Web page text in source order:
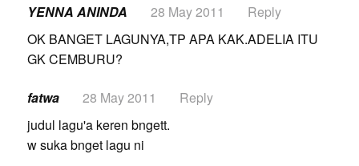
YENNA ANINDA 28 May 2011
Reply
OK BANGET LAGUNYA,TP APA KAK.ADELIA ITU
GK CEMBURU?
fatwa 28 May 2011
Reply
judul lagu'a keren bngett.
w suka bnget lagu ni